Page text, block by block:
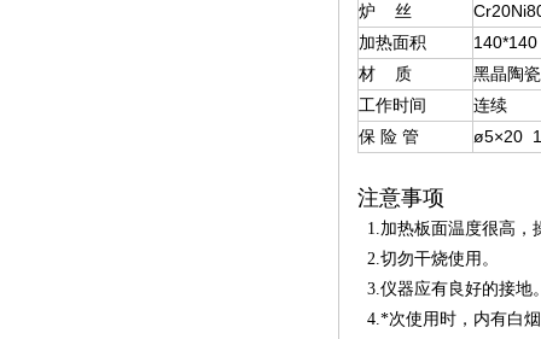
炉 丝
加热面积
材 质
黑晶陶瓷
工作时间
连续
保 险 管
ø5×20
注意事项
1.加热板面温度很高，
2.切勿干烧使用。
3.仪器应有良好的接地
4.*次使用时，内有白